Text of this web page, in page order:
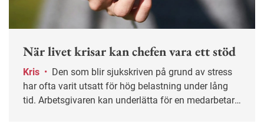
När livet krisar kan chefen vara ett stöd
Kris •
har ofta varit utsatt för hög belastning under lång
tid. Arbetsgivaren kan underlätta för en medarbetare